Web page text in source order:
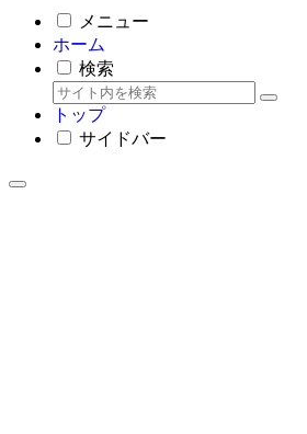
メニュー
ホーム
検索
トップ
サイドバー